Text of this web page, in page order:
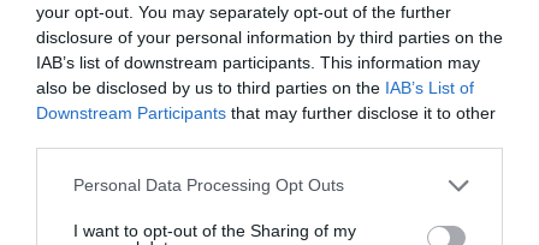
your opt-out. You may separately opt-out of the further
disclosure of your personal information by third parties on the
IAB’s list of downstream participants. This information may
also be disclosed by us to third parties on the IAB’s List of
Downstream Participants that may further disclose it to other
Please note that this website/app uses one or more Google
not limited to your visit or usage behaviour. You may click to
Personal Data Processing Opt Outs
I want to opt-out of the Sharing of my